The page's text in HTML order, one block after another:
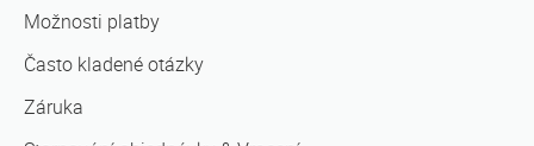
Možnosti platby
Často kladené otázky
Záruka